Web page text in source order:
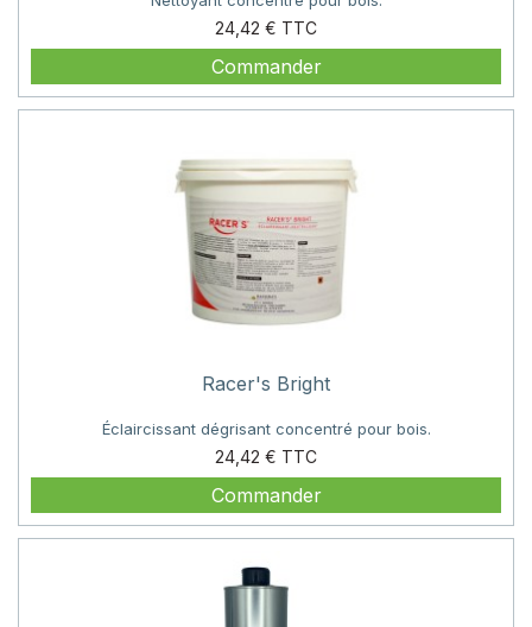
24,42 €
Prix
Commander
Racer's Bright
Éclaircissant dégrisant concentré pour bois.
24,42 €
Prix
Commander